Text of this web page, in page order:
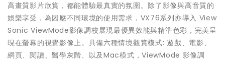
高畫質影片欣賞，都能體驗最真實的氛圍。除了影像與高音質的
娛樂享受，為因應不同環境的使用需求，VX76系列亦導入 View
Sonic ViewMode影像調校展現最優異效能與精準色彩， 完美呈
現在螢幕的視覺影像上。具備六種情境觀賞模式: 遊戲、電影、
網頁、閱讀、醫學灰階、以及Mac模式，ViewMode 影像調